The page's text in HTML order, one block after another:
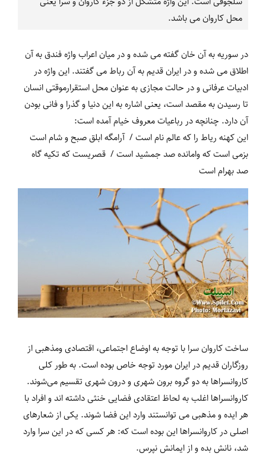
محل کاروان می باشد.
در سوریه به آن خان گفته می شده و در میان اعراب واژه فندق به آن
اطلاق می شده و در ایران قدیم به آن رباط می گفتند. این واژه در
ادبیات عرفانی و در حالت مجازی به عنوان محل استقرارموقتی انسان
تا رسیدن به مقصد است، یعنی اشاره به این دنیا و گذرا و فانی بودن
آن دارد. چنانچه در رباعیات معروف خیام آمده است:
این کهنه ریاط را که عالم نام است / آرامگه ابلق صبح و شام است
بزمی است که وامانده صد جمشید است / قصریست که تکیه گاه
صد بهرام است
ساخت کاروان سرا با توجه به اوضاع اجتماعی، اقتصادی ومذهبی از
روزگاران قدیم در ایران مورد توجه خاص بوده است. به طور کلی
کاروانسراها به دو گروه برون شهری و درون شهری تقسیم می‌شوند.
کاروانسراها اغلب به لحاظ اعتقادی فضایی خنثی داشته اند و افراد با
هر ایده و مذهبی می توانستند وارد این فضا شوند. یکی از شعارهای
اصلی در کاروانسراها این بوده است که: هر کسی که در این سرا وارد
شد، نانش بده و از ایمانش نپرس.